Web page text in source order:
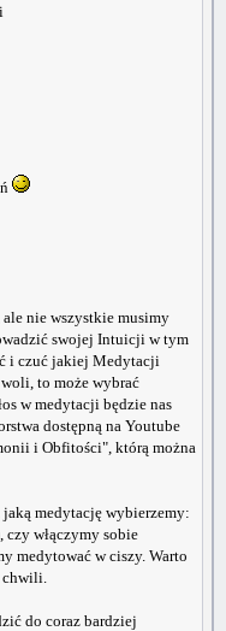
nie wszystkie musimy
swojej Intuicji w tym
i czuć jakiej Medytacji
to może wybrać
w medytacji będzie nas
dostępną na Youtube
i Obfitości", którą można
jaką medytację wybierzemy:
włączymy sobie
medytować w ciszy. Warto
do coraz bardziej